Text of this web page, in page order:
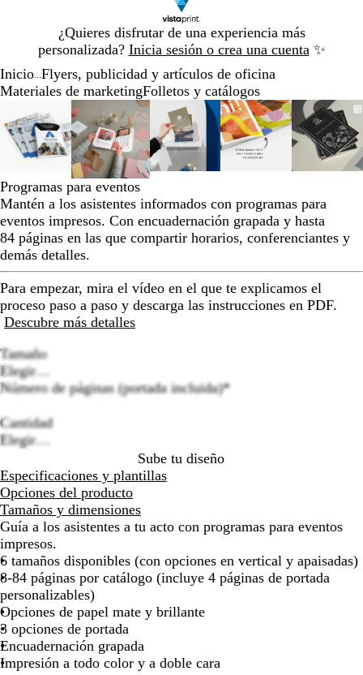
¿Quieres disfrutar de una experiencia más
personalizada? Inicia sesión o crea una cuenta ✨
1
Inicio Flyers, publicidad y artículos de oficina
Materiales de marketingFolletos y catálogos
Imagen
ampliable
Acercado
hasta
mínimo
clic
para
expandir
Utiliza
las
teclas
de
y
menos
para
ampliar
y
y
las
flechas
para
moverte
por
la
imagen
Imagen
ampliable
Acercado
hasta
mínimo
Haz
clic
para
expandir
Utiliza
las
teclas
de
más
y
menos
para
ampliar
y
las
flechas
por
la
Imagen
ampliable
Acercado
hasta
mínimo
Haz
clic
para
Utiliza
las
teclas
más
menos
para
ampliar
y
las
por
la
Imagen
ampliable
Acercado
hasta
mínimo
Haz
clic
para
expandir
Utiliza
las
teclas
de
menos
para
ampliar
y
las
hasta
Haz
clic
para
las
teclas
de
más
las
1
de
Programas para eventos
Mantén a los asistentes informados con programas para
eventos impresos. Con encuadernación grapada y hasta
84 páginas en las que compartir horarios, conferenciantes y
demás detalles.
Para empezar, mira el vídeo en el que te explicamos el
proceso paso a paso y descarga las instrucciones en PDF.
Descubre más detalles
Tamaño
Elegir…
Número de páginas (portada incluida)*
Cantidad
Elegir…
Sube tu diseño
Especificaciones y plantillas
Opciones del producto
Tamaños y dimensiones
Guía a los asistentes a tu acto con programas para eventos
impresos.
6 tamaños disponibles (con opciones en vertical y apaisadas)
8-84 páginas por catálogo (incluye 4 páginas de portada
personalizables)
Opciones de papel mate y brillante
3 opciones de portada
Encuadernación grapada
Impresión a todo color y a doble cara